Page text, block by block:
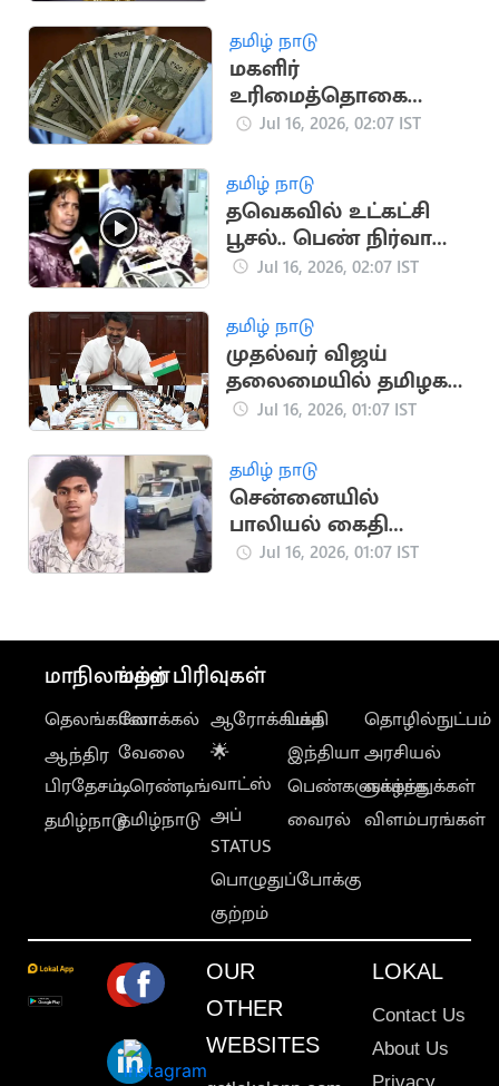
தமிழ் நாடு
மகளிர்
உரிமைத்தொகை
ரூ.2500.. அடுத்த மாதம்
Jul 16, 2026, 02:07 IST
தமிழ் நாடு
தவெகவில் உட்கட்சி
பூசல்.. பெண் நிர்வாகி
ஆடை கிழிப்பு
Jul 16, 2026, 02:07 IST
தமிழ் நாடு
முதல்வர் விஜய்
தலைமையில் தமிழக
அமைச்சரவை இன்று
Jul 16, 2026, 01:07 IST
தமிழ் நாடு
சென்னையில்
பாலியல் கைதி
போலீஸிடமிருந்து
Jul 16, 2026, 01:07 IST
மாநிலங்கள்
தெலங்கானா
ஆந்திர
பிரதேசம்
தமிழ்நாடு
மற்ற பிரிவுகள்
லோக்கல்
வேலை
டிரெண்டிங்
தமிழ்நாடு
ஆரோக்கியம்
🌟
வாட்ஸ்
அப்
STATUS
பொழுதுப்போக்கு
குற்றம்
பக்தி
இந்தியா
பெண்களுக்காக
வைரல்
தொழில்நுட்பம்
அரசியல்
வாழ்த்துக்கள்
விளம்பரங்கள்
OUR
OTHER
WEBSITES
LOKAL
Contact Us
About Us
Privacy